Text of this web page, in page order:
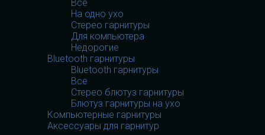
Все
На одно ухо
Стерео гарнитуры
Для компьютера
Недорогие
Bluetooth гарнитуры
Bluetooth гарнитуры
Все
Стерео блютуз гарнитуры
Блютуз гарнитуры на ухо
Компьютерные гарнитуры
Аксессуары для гарнитур